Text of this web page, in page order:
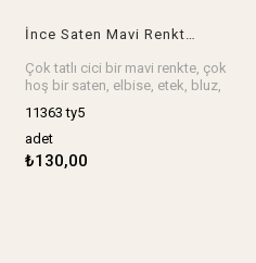
İnce Saten Mavi Renkte(En 130 cm x Boy 210 cm)
Çok tatlı cici bir mavi renkte, çok
hoş bir saten, elbise, etek, bluz,
kimono her şey harika olur.
Ebat: En 130 cm x Boy 210 cm
Stok birimi adet.
11363 ty5
adet
₺130,00